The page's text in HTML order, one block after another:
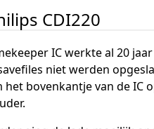
CDI220
IC werkte al 20
niet werden
het bovenkantje van de IC